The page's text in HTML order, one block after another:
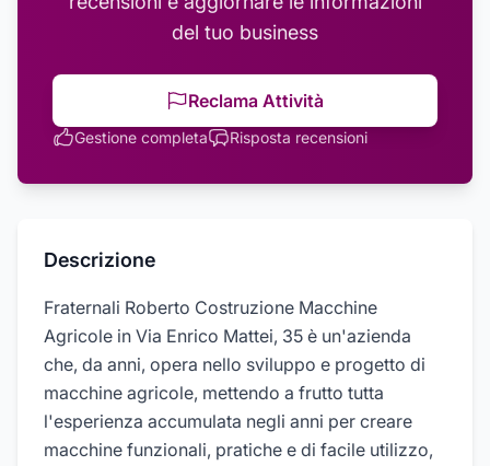
del tuo business
Reclama Attività
Gestione completa Risposta recensioni
Descrizione
Fraternali Roberto Costruzione Macchine
Agricole in Via Enrico Mattei, 35 è un'azienda
che, da anni, opera nello sviluppo e progetto di
macchine agricole, mettendo a frutto tutta
l'esperienza accumulata negli anni per creare
macchine funzionali, pratiche e di facile utilizzo,